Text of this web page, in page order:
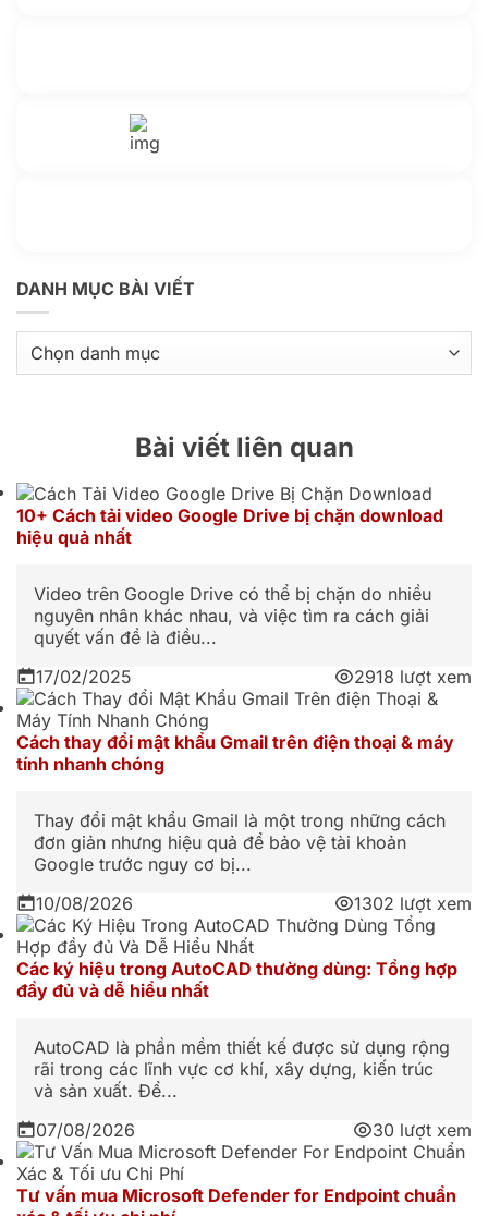
DANH MỤC BÀI VIẾT
mục
bài
Bài viết liên quan
10+ Cách tải video Google Drive bị chặn download
hiệu quả nhất
Video trên Google Drive có thể bị chặn do nhiều
nguyên nhân khác nhau, và việc tìm ra cách giải
quyết vấn đề là điều...
17/02/2025
2918 lượt xem
Cách thay đổi mật khẩu Gmail trên điện thoại & máy
tính nhanh chóng
Thay đổi mật khẩu Gmail là một trong những cách
đơn giản nhưng hiệu quả để bảo vệ tài khoản
Google trước nguy cơ bị...
10/08/2026
1302 lượt xem
Các ký hiệu trong AutoCAD thường dùng: Tổng hợp
đầy đủ và dễ hiểu nhất
AutoCAD là phần mềm thiết kế được sử dụng rộng
rãi trong các lĩnh vực cơ khí, xây dựng, kiến trúc
và sản xuất. Để...
07/08/2026
30 lượt xem
Tư vấn mua Microsoft Defender for Endpoint chuẩn